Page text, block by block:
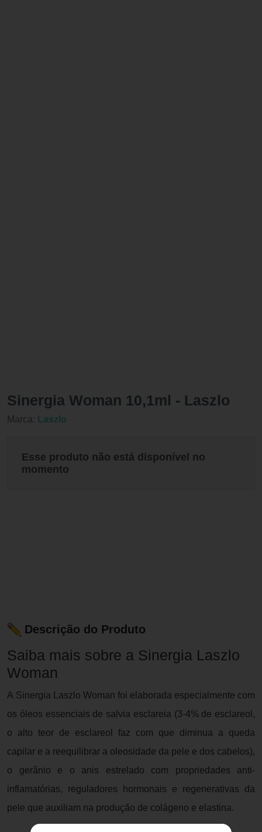
Sinergia Woman 10,1ml - Laszlo
Marca: Laszlo
Esse produto não está disponível no
momento
Descrição do Produto
Saiba mais sobre a Sinergia Laszlo
Woman
A Sinergia Laszlo Woman foi elaborada especialmente com
os óleos essenciais de salvia esclareia (3-4% de esclareol,
o alto teor de esclareol faz com que diminua a queda
capilar e a reequilibrar a oleosidade da pele e dos cabelos),
o gerânio e o anis estrelado com propriedades anti-
inflamatórias, reguladores hormonais e regenerativas da
pele que auxiliam na produção de colágeno e elastina.